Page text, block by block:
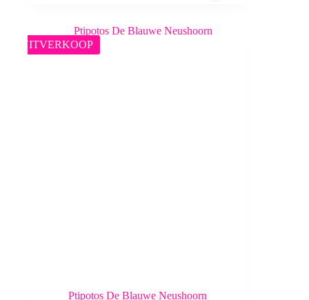
UITVERKOOP
Ptipotos De Blauwe Neushoorn